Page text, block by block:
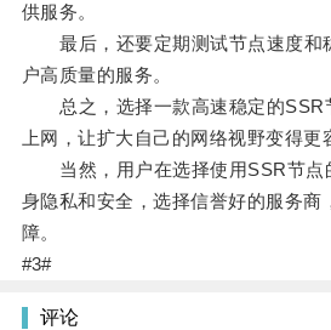
供服务。
最后，还要定期测试节点速度和
户高质量的服务。
总之，选择一款高速稳定的SSR
上网，让扩大自己的网络视野变得更
当然，用户在选择使用SSR节点
身隐私和安全，选择信誉好的服务商
障。
#3#
评论